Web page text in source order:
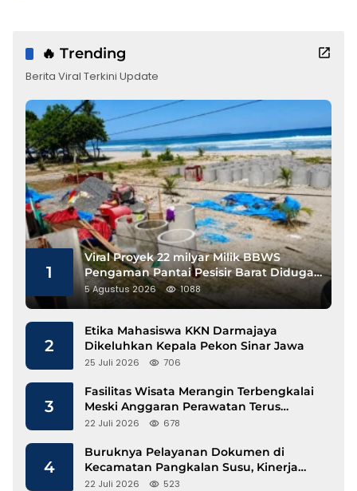
🔥 Trending
Berita Viral Terkini Update
1
Viral Proyek 22 milyar Milik BBWS
Pengaman Pantai Pesisir Barat Diduga
Gunakan Besi Banci
5 Agustus 2026 1088
2
Etika Mahasiswa KKN Darmajaya
Dikeluhkan Kepala Pekon Sinar Jawa
25 Juli 2026 706
3
Fasilitas Wisata Merangin Terbengkalai
Meski Anggaran Perawatan Terus
Mengalir
22 Juli 2026 678
4
Buruknya Pelayanan Dokumen di
Kecamatan Pangkalan Susu, Kinerja
Disdukcapil Langkat Disorot
22 Juli 2026 523